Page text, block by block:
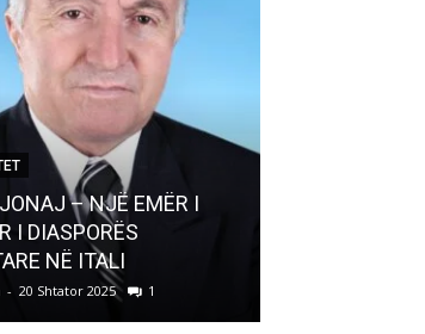
– NJË EMËR I
I DIASPORËS
NË ITALI
- 20 Shtator 2025 1